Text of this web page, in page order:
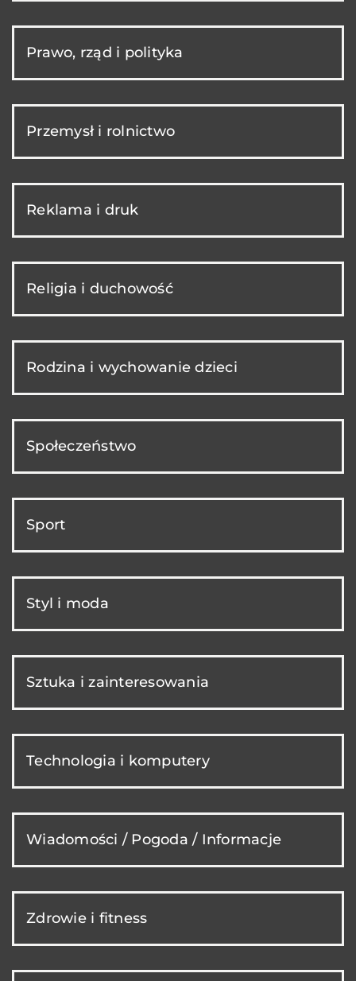
Prawo, rząd i polityka
Przemysł i rolnictwo
Reklama i druk
Religia i duchowość
Rodzina i wychowanie dzieci
Społeczeństwo
Sport
Styl i moda
Sztuka i zainteresowania
Technologia i komputery
Wiadomości / Pogoda / Informacje
Zdrowie i fitness